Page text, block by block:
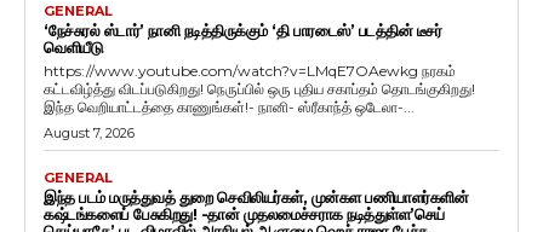
GENERAL
‘நேச்சுரல் ஸ்டார்’ நானி நடித்திருக்கும் ‘தி பாரடைஸ்’ படத்தின் டீசர்
வெளியீடு
https://www.youtube.com/watch?v=LMqE7OAewkg நரகம்
கட்டவிழ்த்து விடப்படுகிறது! நெருப்பில் ஒரு புதிய சகாப்தம் தொடங்குகிறது!
இந்த வெறியாட்டத்தை காணுங்கள்!- நானி- ஸ்ரீகாந்த் ஒடேலா-...
August 7, 2026
GENERAL
இந்த படம் மருத்துவத் துறை செவிலியர்கள், முன்கள பணியாளர்களின்
கஷ்டங்களைப் பேசுகிறது! -தான் முதலமைச்சராக நடித்துள்ள’செய்